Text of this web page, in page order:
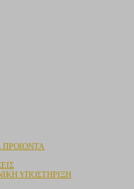
ΥΠΟΣΤΗΡΙΞΗ